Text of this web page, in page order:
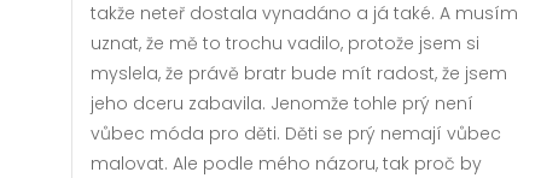
takže neteř dostala vynadáno a já také. A musím
uznat, že mě to trochu vadilo, protože jsem si
myslela, že právě bratr bude mít radost, že jsem
jeho dceru zabavila. Jenomže tohle prý není
vůbec móda pro děti. Děti se prý nemají vůbec
malovat. Ale podle mého názoru, tak proč by